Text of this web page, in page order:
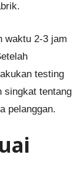
waktu 2-3 jam
testing
singkat tentang
pelanggan.